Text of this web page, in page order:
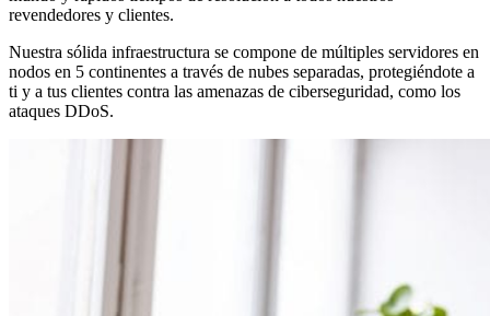
revendedores y clientes.
Nuestra sólida infraestructura se compone de múltiples servidores en
nodos en 5 continentes a través de nubes separadas, protegiéndote a
ti y a tus clientes contra las amenazas de ciberseguridad, como los
ataques DDoS.